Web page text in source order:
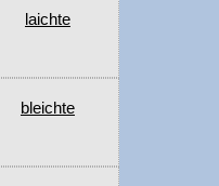
laichte
bleichte